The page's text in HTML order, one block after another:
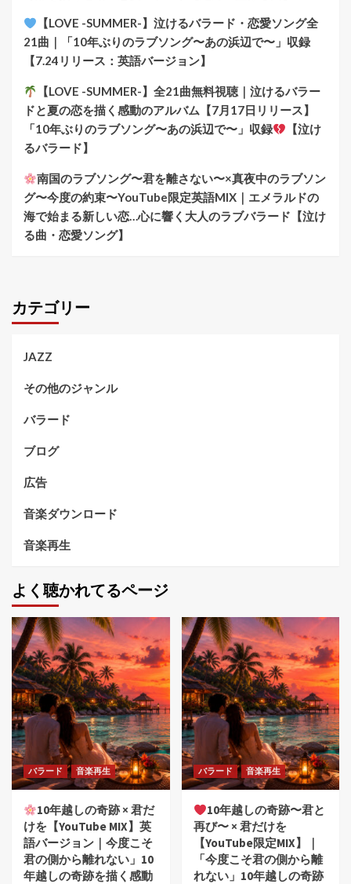
【LOVE -SUMMER-】泣けるバラード・恋愛ソング全
21曲｜「10年ぶりのラブソング〜あの浜辺で〜」収録
【7.24リリース：英語バージョン】
【LOVE -SUMMER-】全21曲無料視聴｜泣けるバラー
ドと夏の恋を描く感動のアルバム【7月17日リリース】
「10年ぶりのラブソング〜あの浜辺で〜」収録
【泣け
るバラード】
南国のラブソング〜君を離さない〜×真夜中のラブソン
グ〜今度の約束〜YouTube限定英語MIX｜エメラルドの
海で始まる新しい恋…心に響く大人のラブバラード【泣け
る曲・恋愛ソング】
カテゴリー
JAZZ
その他のジャンル
バラード
ブログ
広告
音楽ダウンロード
音楽再生
よく聴かれてるページ
バラード 音楽再生
10年越しの奇跡 × 君だ
けを【YouTube MIX】英
語バージョン｜今度こそ
君の側から離れない」10
年越しの奇跡を描く感動
バラード 音楽再生
10年越しの奇跡〜君と
再び〜 × 君だけを
【YouTube限定MIX】｜
「今度こそ君の側から離
れない」10年越しの奇跡